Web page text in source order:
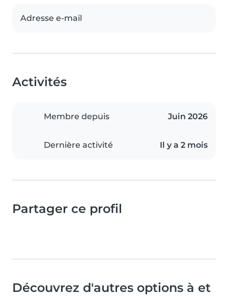
Adresse e-mail
Activités
Membre depuis Juin 2026
Dernière activité Il y a 2 mois
Partager ce profil
Découvrez d'autres options à et